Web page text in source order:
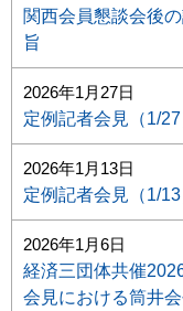
関西会員懇談会後
旨
2026年1月27日
定例記者会見（1/
2026年1月13日
定例記者会見（1/
2026年1月6日
経済三団体共催
会見における筒井